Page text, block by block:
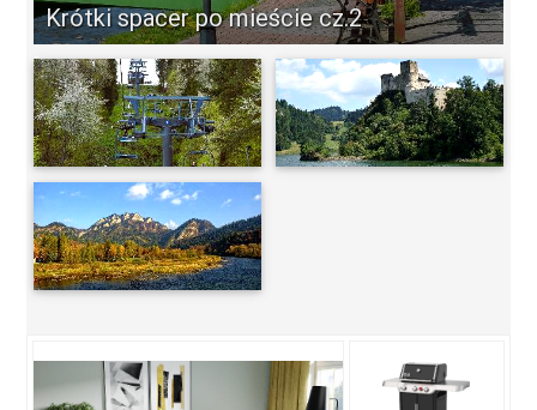
Krótki spacer po mieście cz.2
-